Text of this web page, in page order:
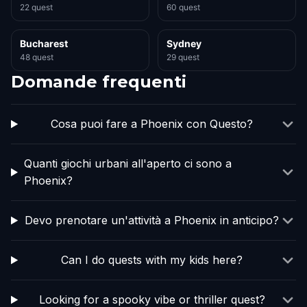
22 quest 60 quest
Bucharest
48 quest
Sydney
29 quest
Domande frequenti
Cosa puoi fare a Phoenix con Questo?
Quanti giochi urbani all'aperto ci sono a
Phoenix?
Devo prenotare un'attività a Phoenix in anticipo?
Can I do quests with my kids here?
Looking for a spooky vibe or thriller quest?